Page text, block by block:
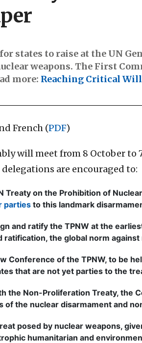
states to raise at the UN
weapons. The First
more: Reaching Critical
French (PDF)
will meet from 8 October to
are encouraged to:
on the Prohibition of
partiesto this landmark
and ratify the TPNW at the
the global norm
Conference of the TPNW, to be
that are not yet parties to the
the Non-Proliferation Treaty, the
the nuclear disarmament and
posed by nuclear weapons,
humanitarian and